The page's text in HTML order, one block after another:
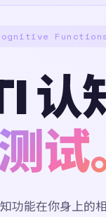
认
试
功能在你身上的